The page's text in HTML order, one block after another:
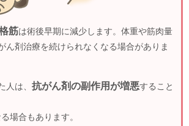
筋は術後早期に減少します。体重や筋肉量
ん剤治療を続けられなくなる場合がありま
人は、 抗がん剤の副作用が増悪すること
場合もあります。